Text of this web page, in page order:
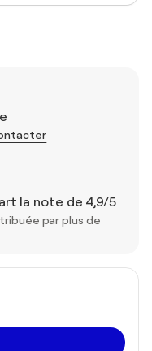
la note de 4,9/5
par plus de